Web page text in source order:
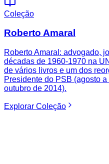
Coleção
Roberto Amaral
Roberto Amaral: advogado,
décadas de 1960-1970 na
de vários livros e um dos
Presidente do PSB (agosto
outubro de 2014).
Explorar Coleção